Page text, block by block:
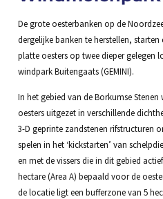
De grote oesterbanken op de
dergelijke banken te herstellen,
platte oesters op twee dieper gelegen
windpark Buitengaats (GEMINI).
In het gebied van de Borkumse
oesters uitgezet in verschillende
3-D geprinte zandstenen rifstructuren
spelen in het ‘kickstarten’ van
en met de vissers die in dit gebied
hectare (Area A) bepaald voor de
de locatie ligt een bufferzone van 5